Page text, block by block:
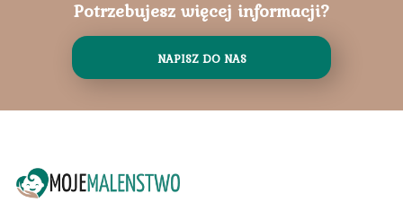
Potrzebujesz więcej informacji?
NAPISZ DO NAS